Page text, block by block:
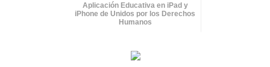
Aplicación Educativa en iPad y
iPhone de Unidos por los Derechos
Humanos